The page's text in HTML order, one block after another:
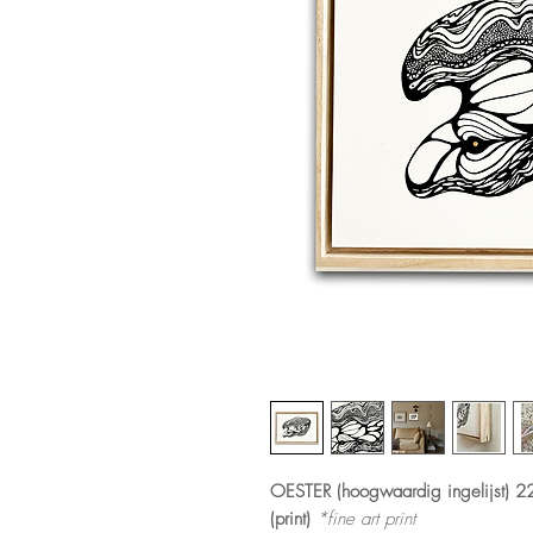
OESTER (hoogwaardig ingelijst)
(print) *fine art print